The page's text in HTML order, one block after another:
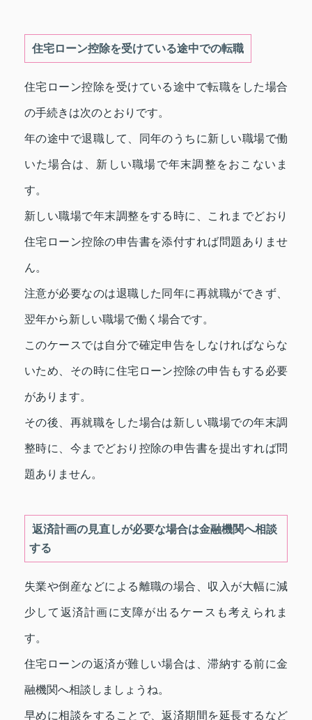
住宅ローン控除を受けている途中での転職
住宅ローン控除を受けている途中で転職をした場合
の手続きは次のとおりです。
年の途中で退職して、同年のうちに新しい職場で働
いた場合は、新しい職場で年末調整をおこないま
す。
新しい職場で年末調整をする時に、これまでどおり
住宅ローン控除の申告書を添付すれば問題ありませ
ん。
注意が必要なのは退職した同年に再就職ができず、
翌年から新しい職場で働く場合です。
このケースでは自分で確定申告をしなければならな
いため、その時に住宅ローン控除の申告もする必要
があります。
その後、再就職をした場合は新しい職場での年末調
整時に、今までどおり控除の申告書を提出すれば問
題ありません。
返済計画の見直しが必要な場合は金融機関へ相談
する
失業や倒産などによる離職の場合、収入が大幅に減
少して返済計画に支障が出るケースも考えられま
す。
住宅ローンの返済が難しい場合は、滞納する前に金
融機関へ相談しましょうね。
早めに相談をすることで、返済期間を延長するなど